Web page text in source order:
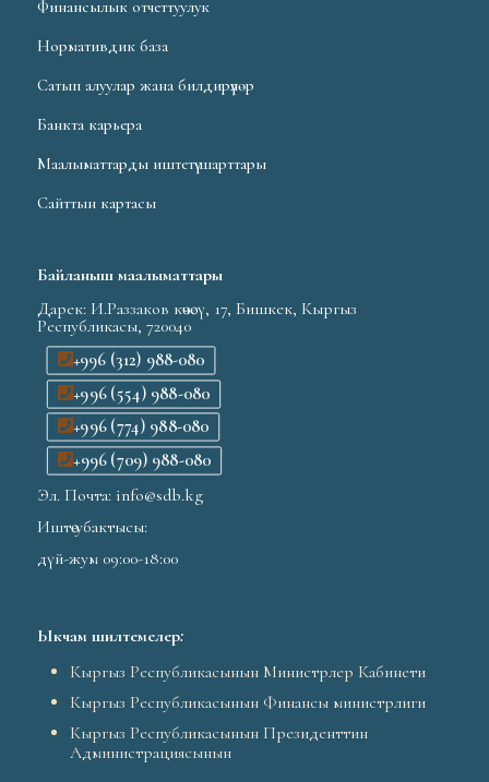
Финансылык отчеттуулук
Нормативдик база
Сатып алуулар жана билдирүүлөр
Банкта карьера
Маалыматтарды иштетүү шарттары
Сайттын картасы
Байланыш маалыматтары
Дарек: И.Раззаков көчөсү, 17, Бишкек, Кыргыз
Республикасы, 720040
+996 (312) 988-080
+996 (554) 988-080
+996 (774) 988-080
+996 (709) 988-080
Эл. Почта: info@sdb.kg
Иштөө убактысы:
дүй-жум 09:00-18:00
Ыкчам шилтемелер:
Кыргыз Республикасынын Министрлер Кабинети
Кыргыз Республикасынын Финансы министрлиги
Кыргыз Республикасынын Президенттин
Администрациясынын